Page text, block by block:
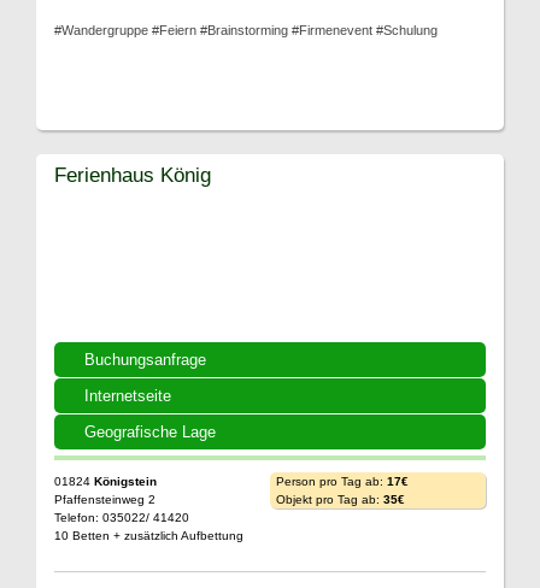
#Wandergruppe #Feiern #Brainstorming #Firmenevent #Schulung
Buchungsanfrage
Internetseite
Geografische Lage
Ferienhaus König
01824 Königstein
Pfaffensteinweg 2
Telefon: 035022/ 41420
10 Betten + zusätzlich Aufbettung
Person pro Tag ab: 17€
Objekt pro Tag ab: 35€